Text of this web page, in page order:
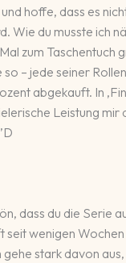
hoffe, dass es
Wie du musste ich
zum Taschentuch
– jede seiner
abgekauft. In
Leistung mir
dass du die Serie
seit wenigen
gehe stark davon